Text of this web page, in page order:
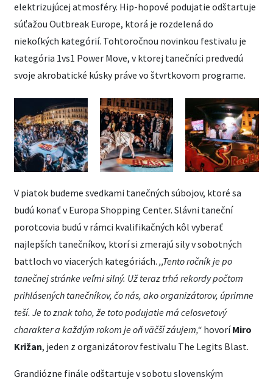
elektrizujúcej atmosféry. Hip-hopové podujatie odštartuje
súťažou Outbreak Europe, ktorá je rozdelená do
niekoľkých kategórií. Tohtoročnou novinkou festivalu je
kategória 1vs1 Power Move, v ktorej tanečníci predvedú
svoje akrobatické kúsky práve vo štvrtkovom programe.
V piatok budeme svedkami tanečných súbojov, ktoré sa
budú konať v Europa Shopping Center. Slávni taneční
porotcovia budú v rámci kvalifikačných kôl vyberať
najlepších tanečníkov, ktorí si zmerajú sily v sobotných
battloch vo viacerých kategóriách. ,,Tento ročník je po
tanečnej stránke veľmi silný. Už teraz trhá rekordy počtom
prihlásených tanečníkov, čo nás, ako organizátorov, úprimne
teší. Je to znak toho, že toto podujatie má celosvetový
charakter a každým rokom je oň väčší záujem,“ hovoríMiro
Križan, jeden z organizátorov festivalu The Legits Blast.
Grandiózne finále odštartuje v sobotu slovenským